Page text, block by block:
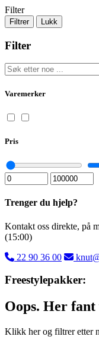
Filter
Filtrer Lukk
Filter
Varemerker
Pris
Trenger du hjelp?
Kontakt oss direkte, på
(15:00)
22 90 36 00
Freestylepakker:
Oops. Her
Klikk herog filtrer etter